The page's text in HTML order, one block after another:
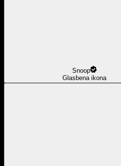
Snoop
Glasbena ikona